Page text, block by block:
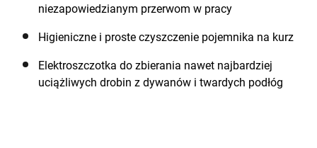
niezapowiedzianym przerwom w pracy
Higieniczne i proste czyszczenie pojemnika na kurz
Elektroszczotka do zbierania nawet najbardziej
uciążliwych drobin z dywanów i twardych podłóg